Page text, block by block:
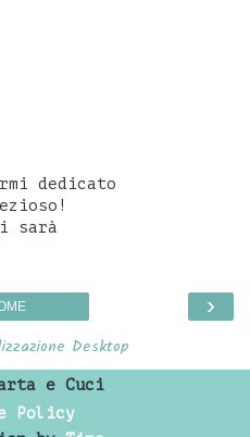
dedicato
sarà
›
Desktop
e Cuci
Policy